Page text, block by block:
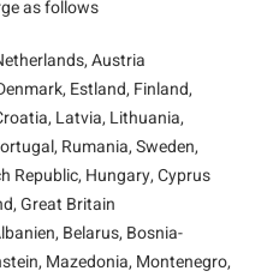
as follows
Austria
Estland, Finland,
Latvia, Lithuania,
Rumania, Sweden,
Republic, Hungary, Cyprus
Great Britain
Belarus, Bosnia-
Mazedonia, Montenegro,